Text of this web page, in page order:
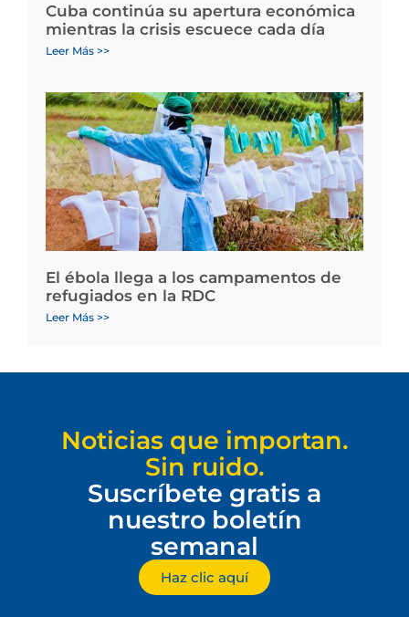
Cuba continúa su apertura económica
mientras la crisis escuece cada día
Leer Más >>
El ébola llega a los campamentos de
refugiados en la RDC
Leer Más >>
Noticias que importan.
Sin ruido.
Suscríbete gratis a
nuestro boletín
semanal
Haz clic aquí